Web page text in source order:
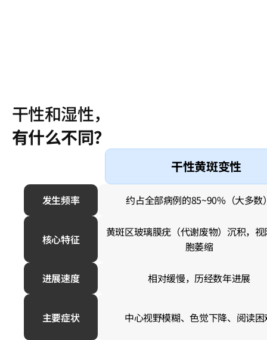
干性和湿性，
有什么不同？
干性黄斑变性
发生频率 约占全部病例的85~90%（大多数
核心特征
黄斑区玻璃膜疣（代谢废物）沉积，
胞萎缩
进展速度 相对缓慢，历经数年进展
主要症状 中心视野模糊、色觉下降、阅读困